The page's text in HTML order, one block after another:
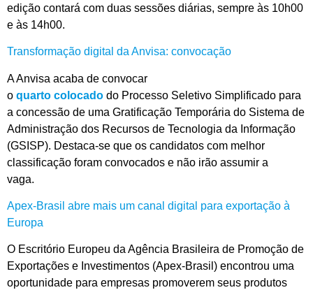
edição contará com duas sessões diárias, sempre às 10h00
e às 14h00.
Transformação digital da Anvisa: convocação
A Anvisa acaba de convocar
o quarto colocado do Processo Seletivo Simplificado para
a concessão de uma Gratificação Temporária do Sistema de
Administração dos Recursos de Tecnologia da Informação
(GSISP). Destaca-se que os candidatos com melhor
classificação foram convocados e não irão assumir a
vaga.
Apex-Brasil abre mais um canal digital para exportação à
Europa
O Escritório Europeu da Agência Brasileira de Promoção de
Exportações e Investimentos (Apex-Brasil) encontrou uma
oportunidade para empresas promoverem seus produtos